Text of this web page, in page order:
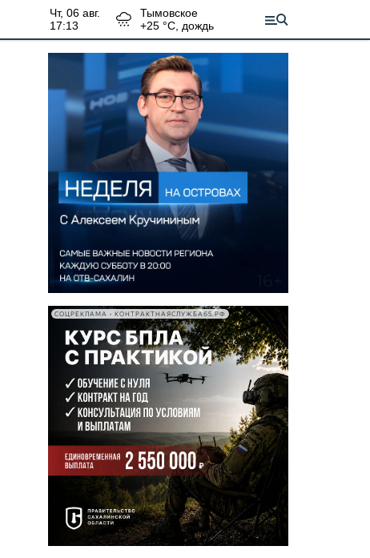
чт, 06 авг.
17:13
Тымовское
+25 °С, дождь
СОЦРЕКЛАМА • КОНТРАКТНАЯСЛУЖБА65.РФ